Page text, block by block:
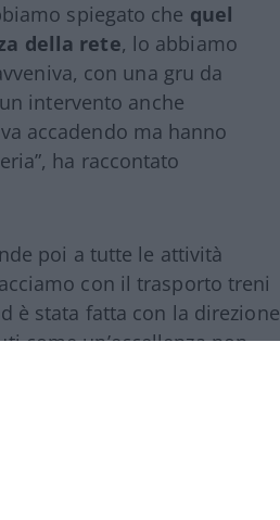
spiegato che quel
della rete, lo abbiamo
con una gru da
intervento anche
accadendo ma hanno
ha raccontato
poi a tutte le attività
con il trasporto treni
è stata fatta con la direzione
come un’eccellenza non